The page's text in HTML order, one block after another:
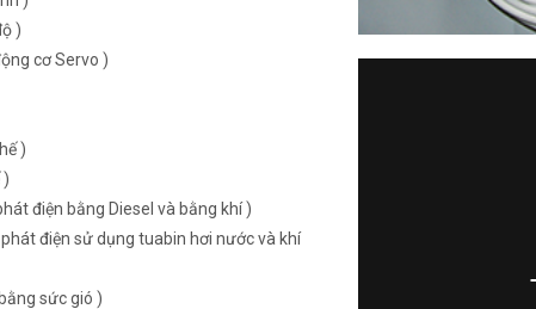
)
cơ Servo )
)
)
điện bằng Diesel và bằng khí )
điện sử dụng tuabin hơi nước và khí
sức gió )